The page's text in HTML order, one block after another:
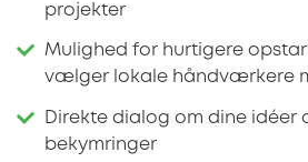
projekter
Mulighed for hurtigere
vælger lokale håndværkere
Direkte dialog om dine idéer
bekymringer